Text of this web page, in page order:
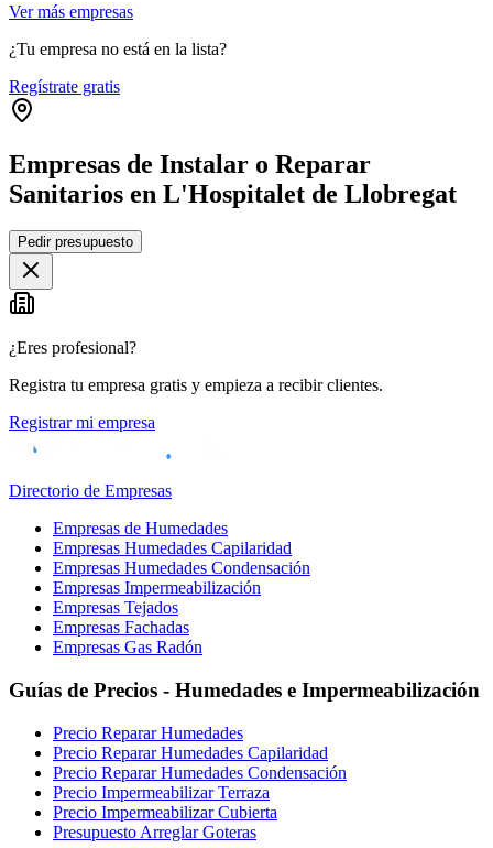
Ver más empresas
¿Tu empresa no está en la lista?
Regístrate gratis
Empresas de Instalar o Reparar
Sanitarios en L'Hospitalet de Llobregat
+
−
Pedir presupuesto
¿Eres profesional?
Registra tu empresa gratis y empieza a recibir clientes.
Registrar mi empresa
Directorio de Empresas
Empresas de Humedades
Empresas Humedades Capilaridad
Empresas Humedades Condensación
Empresas Impermeabilización
Empresas Tejados
Empresas Fachadas
Empresas Gas Radón
Guías de Precios - Humedades e Impermeabilización
Precio Reparar Humedades
Precio Reparar Humedades Capilaridad
Precio Reparar Humedades Condensación
Precio Impermeabilizar Terraza
Precio Impermeabilizar Cubierta
Presupuesto Arreglar Goteras